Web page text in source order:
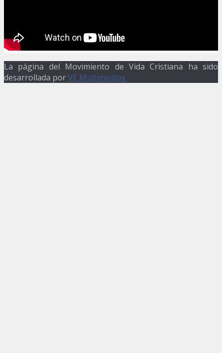
La página del Movimiento de Vida Cristiana ha sido
desarrollada porVE Multimedios